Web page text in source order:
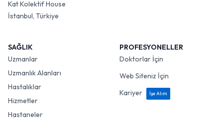
Kat Kolektif House
İstanbul, Türkiye
SAĞLIK
Uzmanlar
Uzmanlık Alanları
Hastalıklar
Hizmetler
Hastaneler
PROFESYONELLER
Doktorlar İçin
Web Siteniz İçin
Kariyer
İşe Alım